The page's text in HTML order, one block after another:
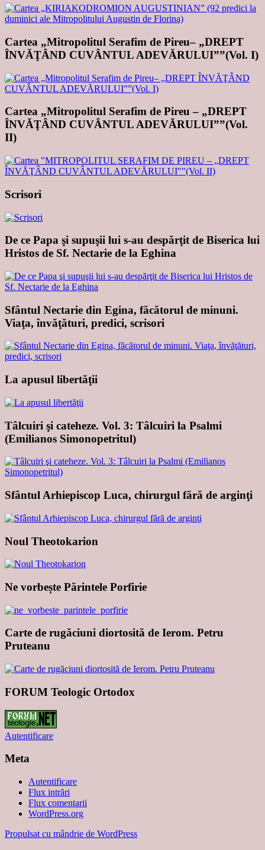
Cartea „Mitropolitul Serafim de Pireu– „DREPT
ÎNVĂŢÂND CUVÂNTUL ADEVĂRULUI””(Vol. I)
Cartea „Mitropolitul Serafim de Pireu – „DREPT
ÎNVĂŢÂND CUVÂNTUL ADEVĂRULUI””(Vol.
II)
Scrisori
De ce Papa şi supuşii lui s-au despărţit de Biserica lui
Hristos de Sf. Nectarie de la Eghina
Sfântul Nectarie din Egina, făcătorul de minuni.
Viaţa, învăţături, predici, scrisori
La apusul libertăţii
Tâlcuiri şi cateheze. Vol. 3: Tâlcuiri la Psalmi
(Emilianos Simonopetritul)
Sfântul Arhiepiscop Luca, chirurgul fără de arginţi
Noul Theotokarion
Ne vorbește Părintele Porfirie
Carte de rugăciuni diortosită de Ierom. Petru
Pruteanu
FORUM Teologic Ortodox
Autentificare
Meta
Autentificare
Flux intrări
Flux comentarii
WordPress.org
Propulsat cu mândrie de WordPress